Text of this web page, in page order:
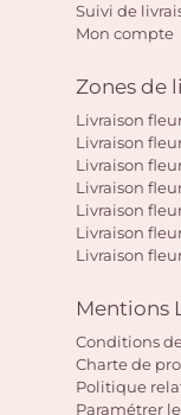
Suivi de
Mon compte
Zones de
Livraison
Livraison
Livraison
Livraison
Livraison
Livraison
Livraison
Mentions
Conditions
Charte de
Politique
Paramétrer